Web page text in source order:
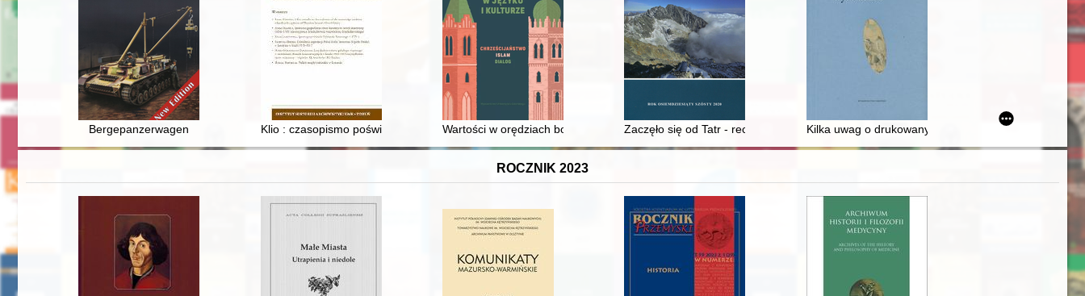
Bergepanzerwagen Klio : czasopismo poświęcone dziejom Polski i powszechnym. T. 61, nr 1 (2022)
Wartości w orędziach bożonarodzeniowych Elżbiety II
Zaczęło się od Tatr - recenzja] Kilka uwag o drukowanych relacjach z
ROCZNIK 2023